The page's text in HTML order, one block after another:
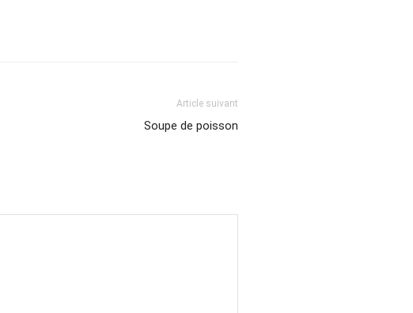
Article suivant
Soupe de poisson